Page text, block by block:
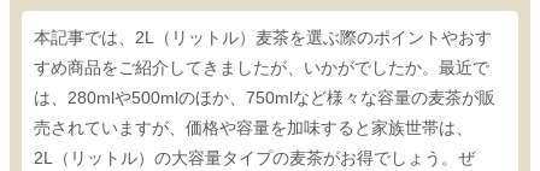
本記事では、2L（リットル）麦茶を選ぶ際のポイントやおす
すめ商品をご紹介してきましたが、いかがでしたか。最近で
は、280mlや500mlのほか、750mlなど様々な容量の麦茶が販
売されていますが、価格や容量を加味すると家族世帯は、
2L（リットル）の大容量タイプの麦茶がお得でしょう。ぜ